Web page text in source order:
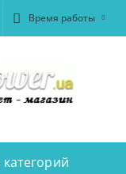
Время работы